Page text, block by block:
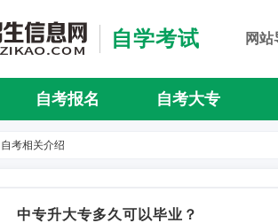
自学考试 网站
自考报名 自考大专
自考相关介绍
中专升大专多久可以毕业？